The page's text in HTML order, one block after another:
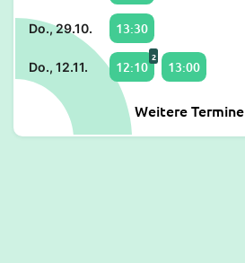
Do., 29.10. 13:30
Do., 12.11. 12:10
2
13:00
Weitere Termine